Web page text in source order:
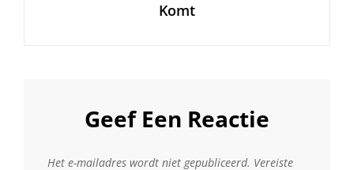
Komt
Geef Een Reactie
Het e-mailadres wordt niet gepubliceerd. Vereiste